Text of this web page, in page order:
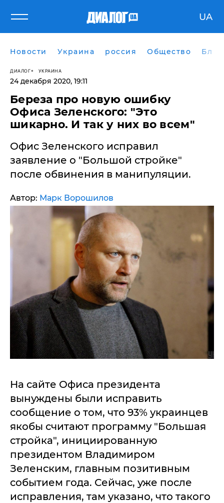
UA
Новости Украина россия Общество
ДИАЛОГ УКРАИНА
24 декабря 2020, 19:11
Береза про новую ошибку
Офиса Зеленского: "Это
шикарно. И так у них во всем"
Офис Зеленского исправил
заявление о "Большой стройке"
после обвинения в манипуляции.
Автор: Марк Ворошилов
На сайте Офиса президента
вынуждены были исправить
сообщение о том, что 93% украинцев
якобы считают программу "Большая
стройка", инициированную
президентом Владимиром
Зеленским, главным позитивным
событием года. Сейчас, уже после
исправления, там указано, что такого